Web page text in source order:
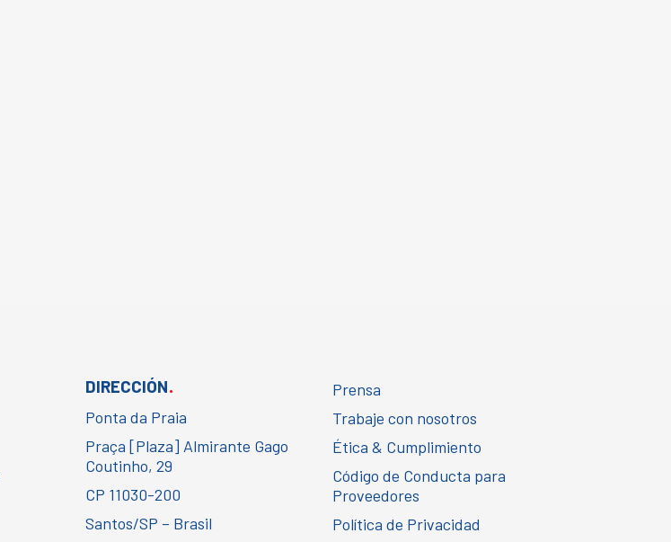
DIRECCIÓN.
Ponta da Praia
Praça [Plaza] Almirante Gago
Coutinho, 29
CP 11030-200
Santos/SP – Brasil
Prensa
Trabaje con nosotros
Ética & Cumplimiento
Código de Conducta para
Proveedores
Política de Privacidad